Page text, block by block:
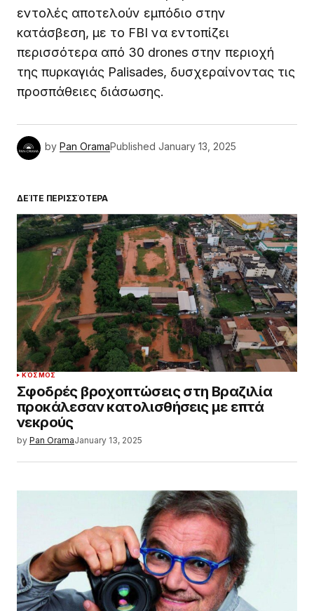
εντολές αποτελούν εμπόδιο στην
κατάσβεση, με το FBI να εντοπίζει
περισσότερα από 30 drones στην περιοχή
της πυρκαγιάς Palisades, δυσχεραίνοντας τις
προσπάθειες διάσωσης.
by Pan OramaPublished January 13, 2025
ΔΕΊΤΕ ΠΕΡΙΣΣΌΤΕΡΑ
ΚΌΣΜΟΣ
Σφοδρές βροχοπτώσεις στη Βραζιλία
προκάλεσαν κατολισθήσεις με επτά
νεκρούς
by Pan OramaJanuary 13, 2025